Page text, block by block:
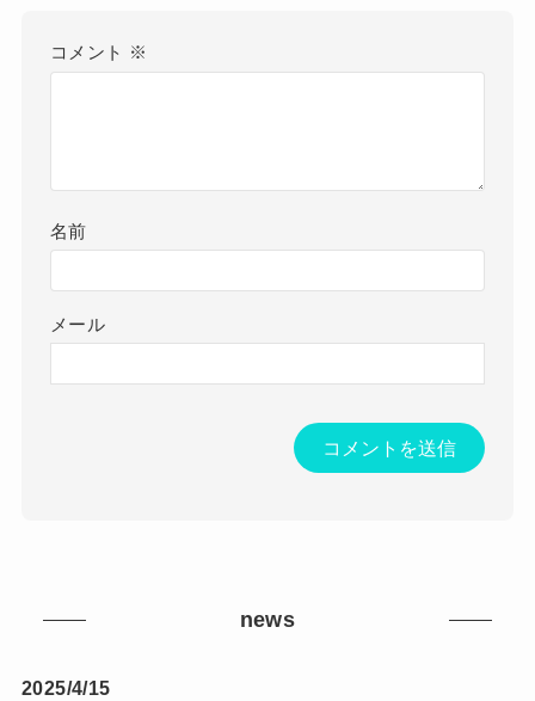
コメント ※
名前
メール
news
2025/4/15